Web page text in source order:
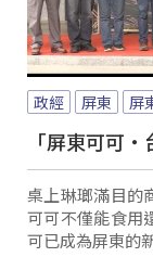
政經 屏東 屏
「屏東可可
桌上琳瑯滿目的
可可不僅能食用
可已成為屏東的